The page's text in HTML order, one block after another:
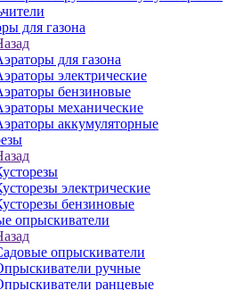
для газона
для газона
электрические
бензиновые
механические
аккумуляторные
электрические
бензиновые
опрыскиватели
опрыскиватели
ручные
ранцевые